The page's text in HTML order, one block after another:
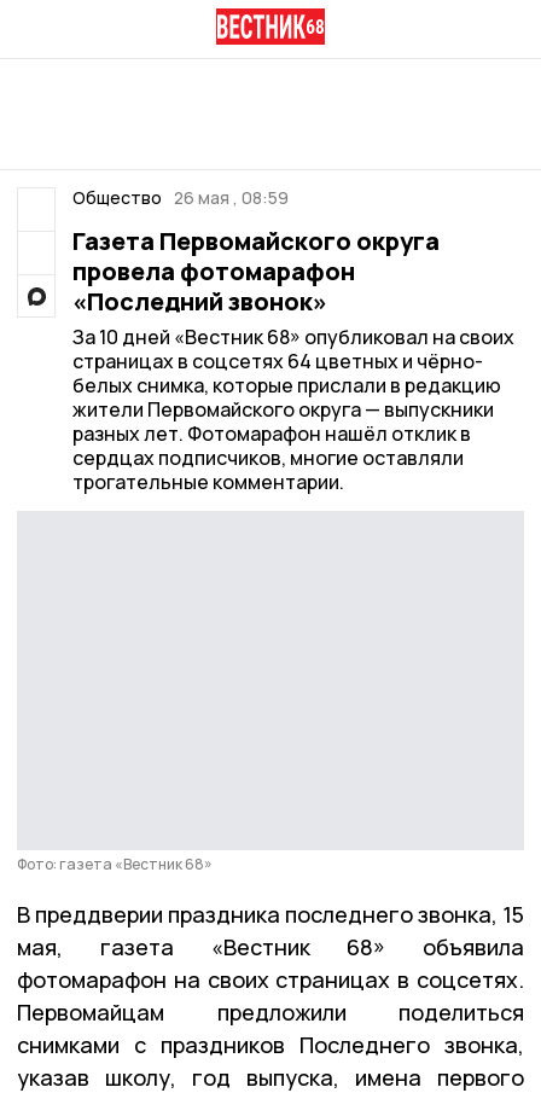
Общество 26 мая , 08:59
Газета Первомайского округа
провела фотомарафон
«Последний звонок»
За 10 дней «Вестник 68» опубликовал на своих
страницах в соцсетях 64 цветных и чёрно-
белых снимка, которые прислали в редакцию
жители Первомайского округа — выпускники
разных лет. Фотомарафон нашёл отклик в
сердцах подписчиков, многие оставляли
трогательные комментарии.
Фото: газета «Вестник 68»
В преддверии праздника последнего звонка, 15
мая, газета «Вестник 68» объявила
фотомарафон на своих страницах в соцсетях.
Первомайцам предложили поделиться
снимками с праздников Последнего звонка,
указав школу, год выпуска, имена первого